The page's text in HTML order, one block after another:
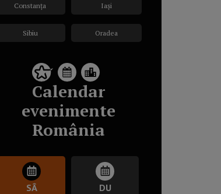
Constanța
Sibiu
Iași
Oradea
Calendar
evenimente
România
SÂ
DU